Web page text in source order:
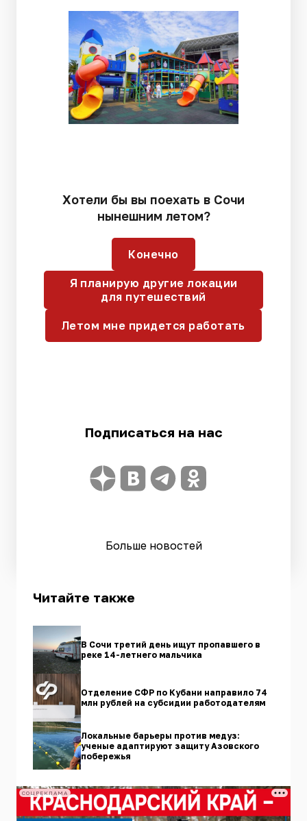
Хотели бы вы поехать в Сочи
нынешним летом?
Конечно
Я планирую другие локации
для путешествий
Летом мне придется работать
Подписаться на нас
Больше новостей
Читайте также
В Сочи третий день ищут пропавшего в
реке 14-летнего мальчика
Отделение СФР по Кубани направило 74
млн рублей на субсидии работодателям
Локальные барьеры против медуз:
ученые адаптируют защиту Азовского
побережья
СОЦРЕКЛАМА